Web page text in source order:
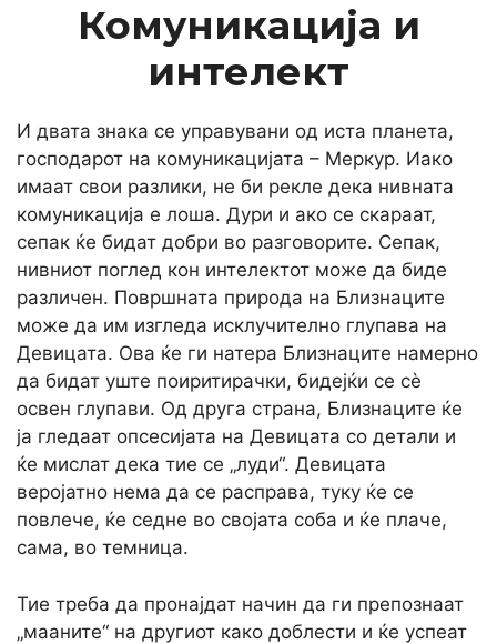
Комуникација и
интелект
И двата знака се управувани од иста планета,
господарот на комуникацијата – Меркур. Иако
имаат свои разлики, не би рекле дека нивната
комуникација е лоша. Дури и ако се скараат,
сепак ќе бидат добри во разговорите. Сепак,
нивниот поглед кон интелектот може да биде
различен. Површната природа на Близнаците
може да им изгледа исклучително глупава на
Девицата. Ова ќе ги натера Близнаците намерно
да бидат уште поиритирачки, бидејќи се сè
освен глупави. Од друга страна, Близнаците ќе
ја гледаат опсесијата на Девицата со детали и
ќе мислат дека тие се „луди“. Девицата
веројатно нема да се расправа, туку ќе се
повлече, ќе седне во својата соба и ќе плаче,
сама, во темница.
Тие треба да пронајдат начин да ги препознаат
„мааните“ на другиот како доблести и ќе успеат